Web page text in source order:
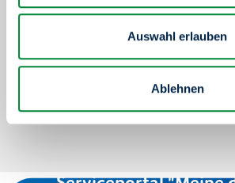
Auswahl erlauben
Ablehnen